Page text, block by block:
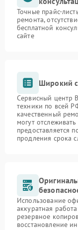
Точные прайс-
ремонта,
бесплатной
сайте
Широкий
Сервисный центр
техники по всей
качественный
могут
предоставляется
продления срока
Использование
аккуратная
резервное
восстановление